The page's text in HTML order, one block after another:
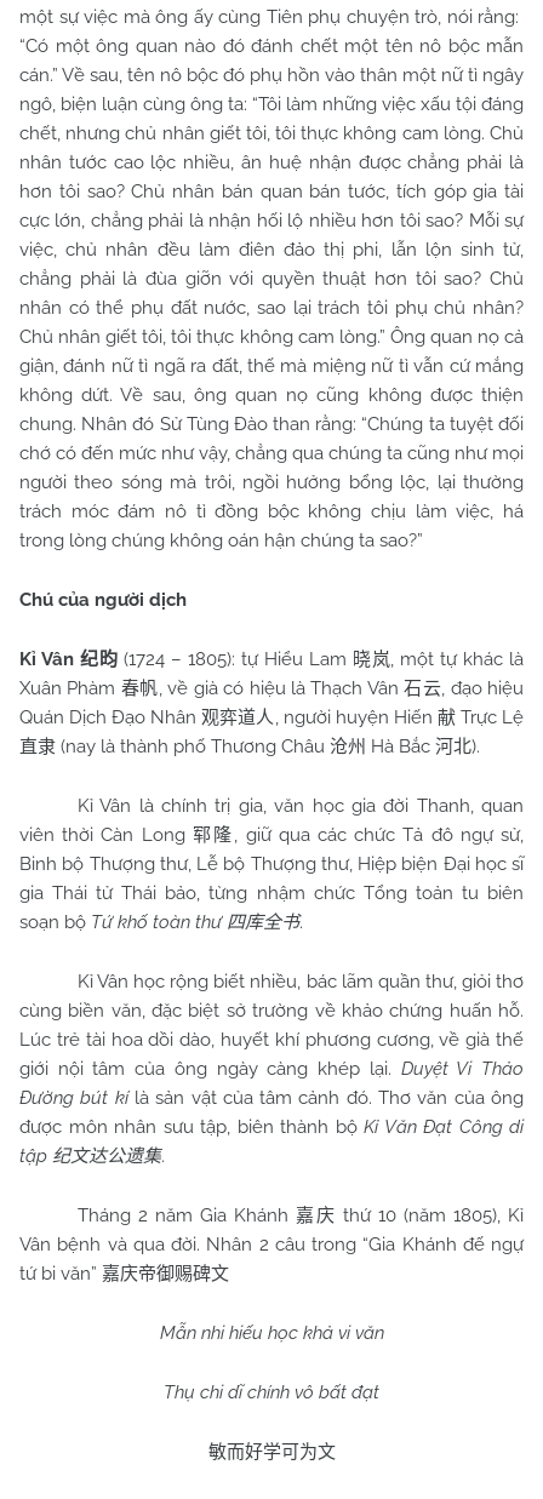
một sự việc mà ông ấy cùng Tiên phụ chuyện trò, nói rằng:
“Có một ông quan nào đó đánh chết một tên nô bộc mẫn
cán.” Về sau, tên nô bộc đó phụ hồn vào thân một nữ tì ngây
ngô, biện luận cùng ông ta: “Tôi làm những việc xấu tội đáng
chết, nhưng chủ nhân giết tôi, tôi thực không cam lòng. Chủ
nhân tước cao lộc nhiều, ân huệ nhận được chẳng phải là
hơn tôi sao? Chủ nhân bán quan bán tước, tích góp gia tài
cực lớn, chẳng phải là nhận hối lộ nhiều hơn tôi sao? Mỗi sự
việc, chủ nhân đều làm điên đảo thị phi, lẫn lộn sinh tử,
chẳng phải là đùa giỡn với quyền thuật hơn tôi sao? Chủ
nhân có thể phụ đất nước, sao lại trách tôi phụ chủ nhân?
Chủ nhân giết tôi, tôi thực không cam lòng.” Ông quan nọ cả
giận, đánh nữ tì ngã ra đất, thế mà miệng nữ tì vẫn cứ mắng
không dứt. Về sau, ông quan nọ cũng không được thiện
chung. Nhân đó Sử Tùng Đào than rằng: “Chúng ta tuyệt đối
chớ có đến mức như vậy, chẳng qua chúng ta cũng như mọi
người theo sóng mà trôi, ngồi hưởng bổng lộc, lại thường
trách móc đám nô tì đồng bộc không chịu làm việc, há
trong lòng chúng không oán hận chúng ta sao?”
Chú của người dịch
Kỉ Vân 纪昀 (1724 – 1805): tự Hiểu Lam 晓岚, một tự khác là
Xuân Phàm 春帆, về già có hiệu là Thạch Vân石云, đạo hiệu
Quán Dịch Đạo Nhân观弈道人 , người huyện Hiến 献Trực Lệ
直隶 (nay là thành phố Thương Châu 沧州 Hà Bắc 河北).
Kỉ Vân là chính trị gia, văn học gia đời Thanh, quan
viên thời Càn Long 郓隆, giữ qua các chức Tả đô ngự sử,
Binh bộ Thượng thư, Lễ bộ Thượng thư, Hiệp biện Đại học sĩ
gia Thái tử Thái bảo, từng nhậm chức Tổng toản tu biên
soạn bộ Tứ khố toàn thư 四库全书.
Kỉ Vân học rộng biết nhiều, bác lãm quần thư, giỏi thơ
cùng biền văn, đặc biệt sở trường về khảo chứng huấn hỗ.
Lúc trẻ tài hoa dồi dào, huyết khí phương cương, về già thế
giới nội tâm của ông ngày càng khép lại. Duyệt Vi Thảo
Đường bút kílà sản vật của tâm cảnh đó. Thơ văn của ông
được môn nhân sưu tập, biên thành bộ Kỉ Văn Đạt Công di
tập 纪文达公遗集.
Tháng 2 năm Gia Khánh 嘉庆 thứ 10 (năm 1805), Kỉ
Vân bệnh và qua đời. Nhân 2 câu trong “Gia Khánh đế ngự
tứ bi văn” 嘉庆帝御赐碑文
Mẫn nhi hiếu học khả vi văn
Thụ chi dĩ chính vô bất đạt
敏而好学可为文